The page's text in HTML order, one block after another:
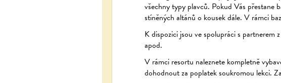
všechny typy plavců. Pokud Vás přestane
stíněných altánů o kousek dále. V rámci
K dispozici jsou ve spolupráci s
apod.
V rámci resortu naleznete kompletně
dohodnout za poplatek soukromou lekci.